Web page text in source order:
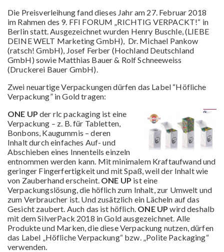
Die Preisverleihung fand dieses Jahr am 27. Februar 2018
im Rahmen des 9. FFI FORUM „RICHTIG VERPACKT!“ in
Berlin statt. Ausgezeichnet wurden Henry Buschle, (LIEBE
DEINE WELT Marketing GmbH), Dr. Michael Pankow
(ratsch! GmbH), Josef Ferber (Hochland Deutschland
GmbH) sowie Matthias Bauer & Rolf Schneeweiss
(Druckerei Bauer GmbH).
Zwei neuartige Verpackungen dürfen das Label “Höfliche
Verpackung” in Gold tragen:
ONE UP der rlc packaging ist eine
Verpackung – z. B. für Tabletten,
Bonbons, Kaugummis – deren
Inhalt durch einfaches Auf- und
Abschieben eines Innenteils einzeln
entnommen werden kann. Mit minimalem Kraftaufwand und
geringer Fingerfertigkeit und mit Spaß, weil der Inhalt wie
von Zauberhand erscheint. ONE UP ist eine
Verpackungslösung, die höflich zum Inhalt, zur Umwelt und
zum Verbraucher ist. Und zusätzlich ein Lächeln auf das
Gesicht zaubert. Auch das ist höflich. ONE UPwird deshalb
mit dem SilverPack 2018 in Gold ausgezeichnet. Alle
Produkte und Marken, die diese Verpackung nutzen, dürfen
das Label „Höfliche Verpackung“ bzw. „Polite Packaging“
verwenden.